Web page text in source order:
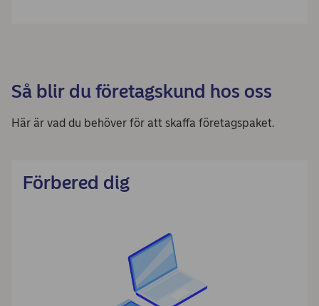
Så blir du företagskund hos oss
Här är vad du behöver för att skaffa företagspaket.
Förbered dig